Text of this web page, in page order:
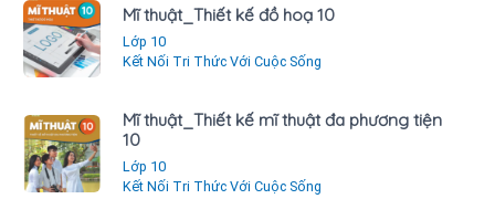
Mĩ thuật_Thiết kế đồ hoạ 10
Lớp 10
Kết Nối Tri Thức Với Cuộc Sống
Mĩ thuật_Thiết kế mĩ thuật đa phương tiện
10
Lớp 10
Kết Nối Tri Thức Với Cuộc Sống